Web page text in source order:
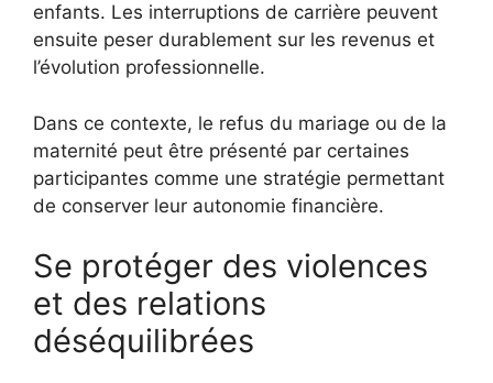
enfants. Les interruptions de carrière peuvent
ensuite peser durablement sur les revenus et
l’évolution professionnelle.
Dans ce contexte, le refus du mariage ou de la
maternité peut être présenté par certaines
participantes comme une stratégie permettant
de conserver leur autonomie financière.
Se protéger des violences
et des relations
déséquilibrées